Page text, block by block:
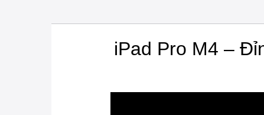
iPad Pro M4 –